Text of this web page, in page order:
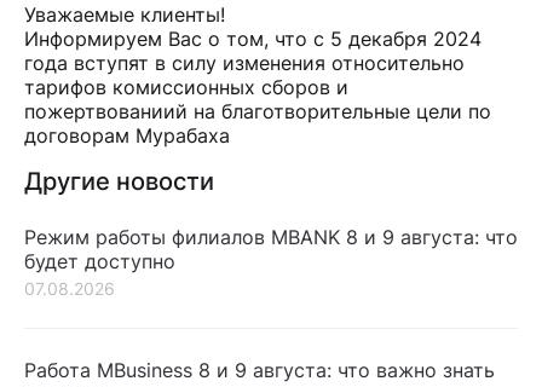
Уважаемые клиенты!
Информируем Вас о том, что с 5 декабря 2024
года вступят в силу изменения относительно
тарифов комиссионных сборов и
пожертвованиий на благотворительные цели по
договорам Мурабаха
Другие новости
Режим работы филиалов MBANK 8 и 9 августа: что
будет доступно
07.08.2026
Работа MBusiness 8 и 9 августа: что важно знать